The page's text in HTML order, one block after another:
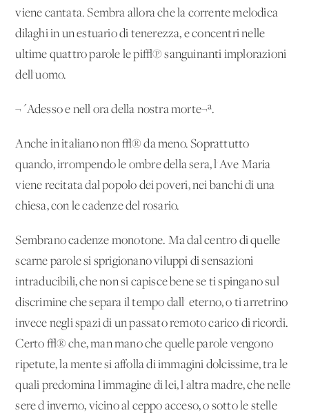
viene cantata. Sembra allora che la corrente melodica
dilaghi in un estuario di tenerezza, e concentri nelle
ultime quattro parole le pi√π sanguinanti implorazioni
dell'uomo.
¬´Adesso e nell'ora della nostra morte¬ª.
Anche in italiano non √® da meno. Soprattutto
quando, irrompendo le ombre della sera, l'Ave Maria
viene recitata dal popolo dei poveri, nei banchi di una
chiesa, con le cadenze del rosario.
Sembrano cadenze monotone. Ma dal centro di quelle
scarne parole si sprigionano viluppi di sensazioni
intraducibili, che non si capisce bene se ti spingano sul
discrimine che separa il tempo dall' eterno, o ti arretrino
invece negli spazi di un passato remoto carico di ricordi.
Certo √® che, man mano che quelle parole vengono
ripetute, la mente si affolla di immagini dolcissime, tra le
quali predomina l'immagine di lei, l'altra madre, che nelle
sere d'inverno, vicino al ceppo acceso, o sotto le stelle